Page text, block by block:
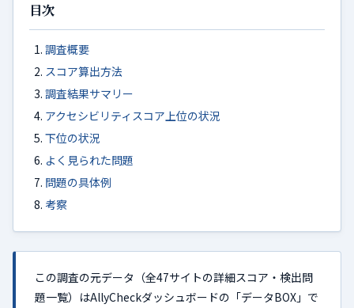
目次
調査概要
スコア算出方法
調査結果サマリー
アクセシビリティスコア上位の状況
下位の状況
よく見られた問題
問題の具体例
考察
この調査の元データ（全47サイトの詳細スコア・検出問
題一覧）はAllyCheckダッシュボードの「データBOX」で